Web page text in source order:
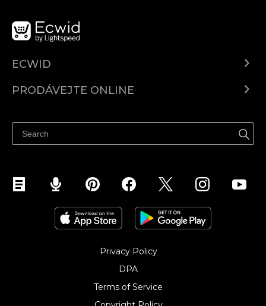
ECWID
Ceny
PRODÁVEJTE ONLINE
Prodávejte na Facebooku
Prodávejte na Instagramu
Privacy Policy
DPA
Terms of Service